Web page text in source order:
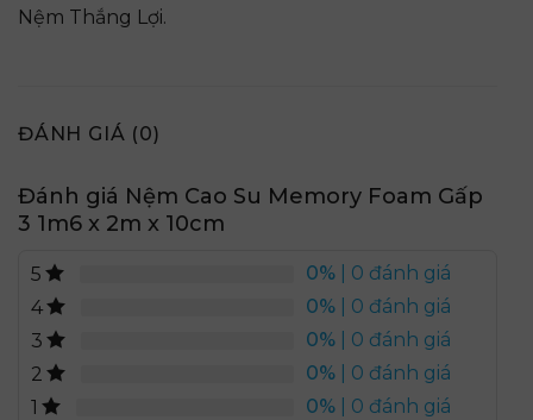
Nệm Thắng Lợi.
ĐÁNH GIÁ (0)
Đánh giá Nệm Cao Su Memory Foam Gấp
3 1m6 x 2m x 10cm
5 0% | 0 đánh giá
4
0% | 0 đánh giá
3
0% | 0 đánh giá
2
0% | 0 đánh giá
1
0% | 0 đánh giá